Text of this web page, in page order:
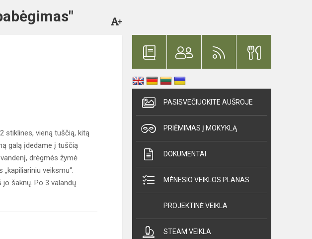
stiklines, vieną tuščią, kitą
galą įdedame į tuščią
drėgmės žymė
veiksmu“.
šaknų. Po 3 valandų
PASISVEČIUOKITE AUŠROJE
PRIĖMIMAS Į MOKYKLĄ
DOKUMENTAI
MĖNESIO VEIKLOS PLANAS
PROJEKTINĖ VEIKLA
STEAM VEIKLA